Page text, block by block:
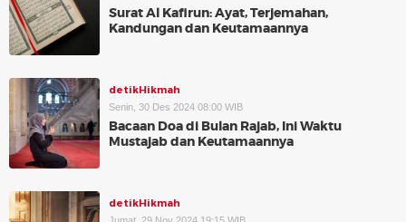
Surat Al Kafirun: Ayat, Terjemahan,
Kandungan dan Keutamaannya
detikHikmah
Senin, 30 Des 2024 08:00 WIB
Bacaan Doa di Bulan Rajab, Ini Waktu
Mustajab dan Keutamaannya
detikHikmah